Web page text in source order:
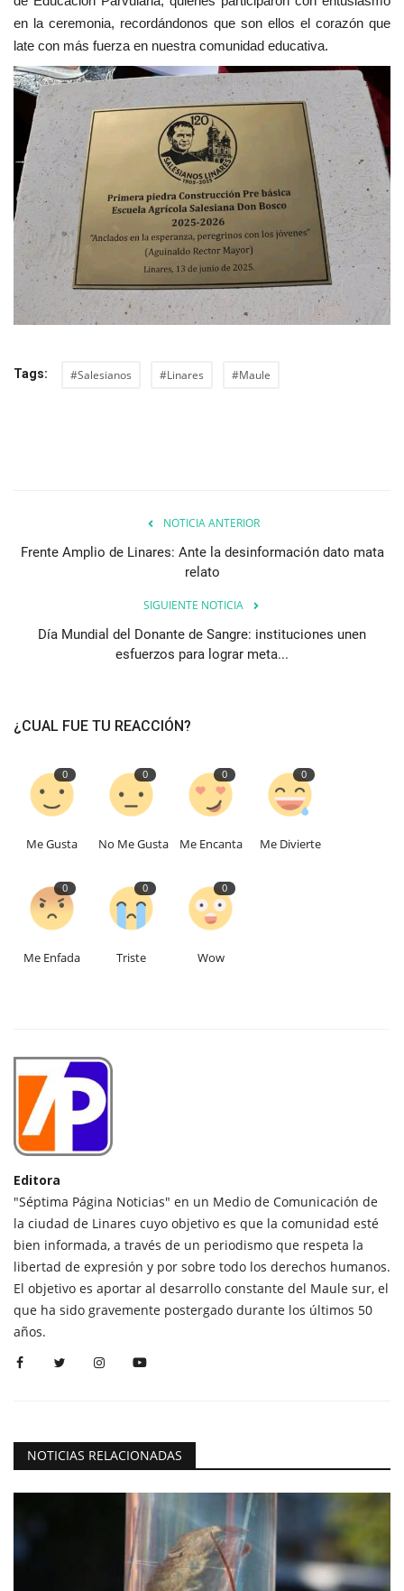
en la ceremonia, recordándonos que son ellos el corazón que
late con más fuerza en nuestra comunidad educativa.
Tags: #Salesianos #Linares #Maule
NOTICIA ANTERIOR
Frente Amplio de Linares: Ante la desinformación dato mata
relato
SIGUIENTE NOTICIA
Día Mundial del Donante de Sangre: instituciones unen
esfuerzos para lograr meta...
¿CUAL FUE TU REACCIÓN?
0
Me Gusta
0
No Me Gusta
0
Me Encanta
0
Me Divierte
0
Me Enfada
0
Triste
0
Wow
Editora
"Séptima Página Noticias" en un Medio de Comunicación de
la ciudad de Linares cuyo objetivo es que la comunidad esté
bien informada, a través de un periodismo que respeta la
libertad de expresión y por sobre todo los derechos humanos.
El objetivo es aportar al desarrollo constante del Maule sur, el
que ha sido gravemente postergado durante los últimos 50
años.
NOTICIAS RELACIONADAS